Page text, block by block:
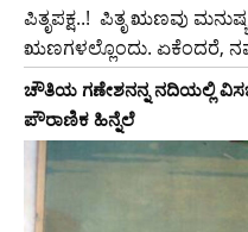
ಪಿತೃಪಕ್ಷ..!‌ ‌ ಪಿತೃ ಋಣವು
ಋಣಗಳಲ್ಲೊಂದು. ಏಕೆಂದರೆ,
ಚೌತಿಯ ಗಣೇಶನನ್ನ ನದಿಯಲ್ಲಿ
ಪೌರಾಣಿಕ ಹಿನ್ನೆಲೆ